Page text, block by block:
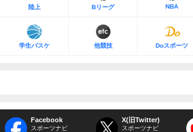
陸上 Bリーグ NBA
学生バスケ 他競技 Doスポーツ
Facebook
スポーツナビ
X(旧Twitter)
スポーツナビ